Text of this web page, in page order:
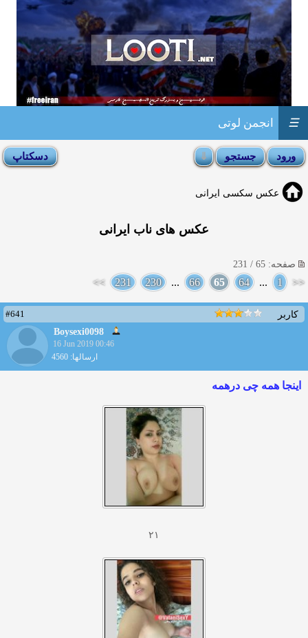
انجمن لوتی ☰
عکس سکسی ایرانی
عکس های ناب ایرانی
صفحه: 65 / 231
<<
1
...
64
65
66
...
230
231
>>
کاربر
#641
Boysexi0098
16 Jun 2019 00:46
ارسالها: 4560
اینجا همه چی درهمه
۲۱